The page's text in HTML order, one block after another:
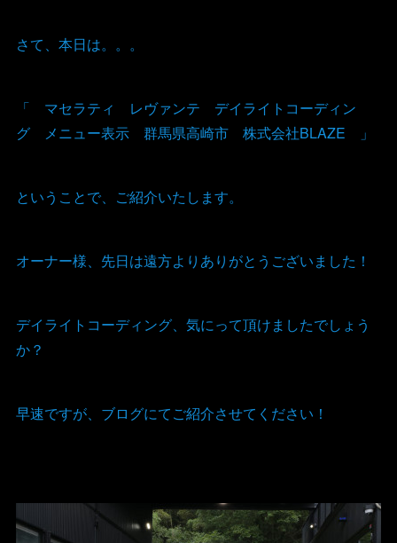
さて、本日は。。。
「 マセラティ レヴァンテ デイライトコーディン
グ メニュー表示 群馬県高崎市 株式会社BLAZE 」
ということで、ご紹介いたします。
オーナー様、先日は遠方よりありがとうございました！
デイライトコーディング、気にって頂けましたでしょう
か？
早速ですが、ブログにてご紹介させてください！